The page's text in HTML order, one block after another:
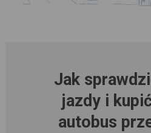
Jak
jazdy i
autobus